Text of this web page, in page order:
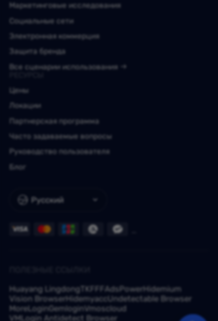
Русский
Маркетинговые исследования
Социальные сети
Электронная коммерция
Защита бренда
Все сценарии использования
Цены
Локации
Партнерская программа
Часто задаваемые вопросы
Руководство пользователя
Блог
Huayang Lingdong TKFFF AdsPowerHidemium
Vision BrowserHidemyaccUndetectable Browser
MoreLoginGemloginVmoscloud
VMLogin Antidetect Browser